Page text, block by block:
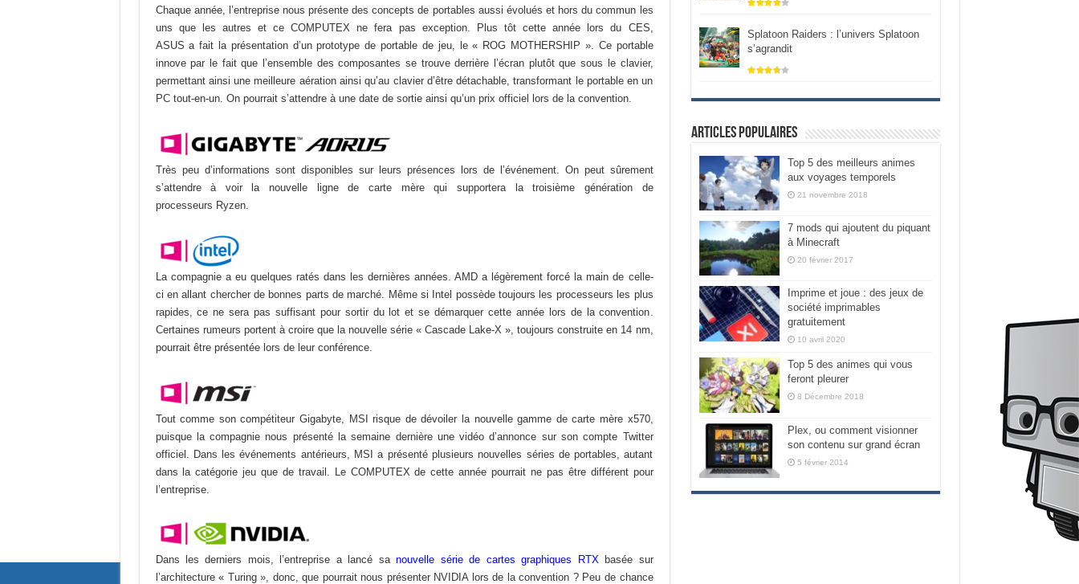
Chaque année, l’entreprise nous présente des concepts de portables aussi évolués et hors du commun les
uns que les autres et ce COMPUTEX ne fera pas exception. Plus tôt cette année lors du CES,
ASUSafait la présentation d’un prototype de portable de jeu, le « ROG MOTHERSHIP ». Ce portable
innove par le fait que l ’ensemble des composantes se trouve derrière l’écran plutôt que sous le clavier,
permettant ainsi une meilleure aération ainsi qu’au clavier d’être détachable, transformant le portable en un
PC tout-en-un. On pourrait s’attendre à une date de sortie ainsi qu’un prix officiel lors de la convention.
Très peu d’informations sont disponibles sur l eurs présences lors de l’événement. On peut sûrement
s’attendre à voir la nouvelle ligne de carte mère qui supportera la troisième génération de
processeurs Ryzen.
La compagnie a eu quelques ratés dans les dernières années. AMD a légèrement forcé la main de celle-
ci en allant chercher de bonnes parts de marché. Même si Intel possède toujours les processeurs les plus
rapides, ce ne sera pas suffisant pour sortir du lot et se démarquer cette année lors de la convention.
Certaines rumeurs portent à croire que la nouvelle série « Cascade Lake-X », toujours construite en 14 nm,
pourrait être présentée lors de leur conférence.
Tout comme son compétiteur Gigabyte, MSI risque de dévoiler la nouvelle gamme de carte mère x570,
puisque la compagnie nous présenté la semaine dernière une vidéo d’annonce sur son compte Twitter
officiel. Dans les événements antérieurs, MSI a présenté plusieurs nouvelles séries de portables, autant
dans la catégorie jeu que de travail. Le COMPUTEX de cette année pourrait ne pas être différent pour
l’entreprise.
Dans les derniers mois, l’entreprise a lancé sanouvelle série de cartes graphiques RTXbasée sur
l’architecture « Turing », donc, que pourrait nous présenter NVIDIA lors de la convention ? Peu de chance
Splatoon Raiders : l’univers Splatoon
s’agrandit
Articles populaires
Top 5 des meilleurs animes
aux voyages temporels
21 novembre 2018
7 mods qui ajoutent du piquant
à Minecraft
20 février 2017
Imprime et joue : des jeux de
société imprimables
gratuitement
10 avril 2020
Top 5 des animes qui vous
feront pleurer
8 Décembre 2018
Plex, ou comment visionner
son contenu sur grand écran
5 février 2014